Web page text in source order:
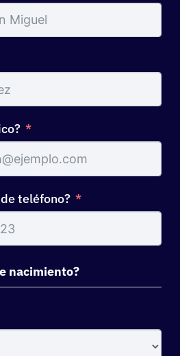
teléfono?
nacimiento?